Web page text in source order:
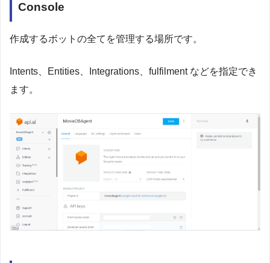
Console
作成するボットの全てを管理する場所です。
Intents、Entities、Integrations、fulfilment などを指定でき
ます。